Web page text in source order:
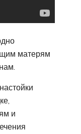
матерям
и